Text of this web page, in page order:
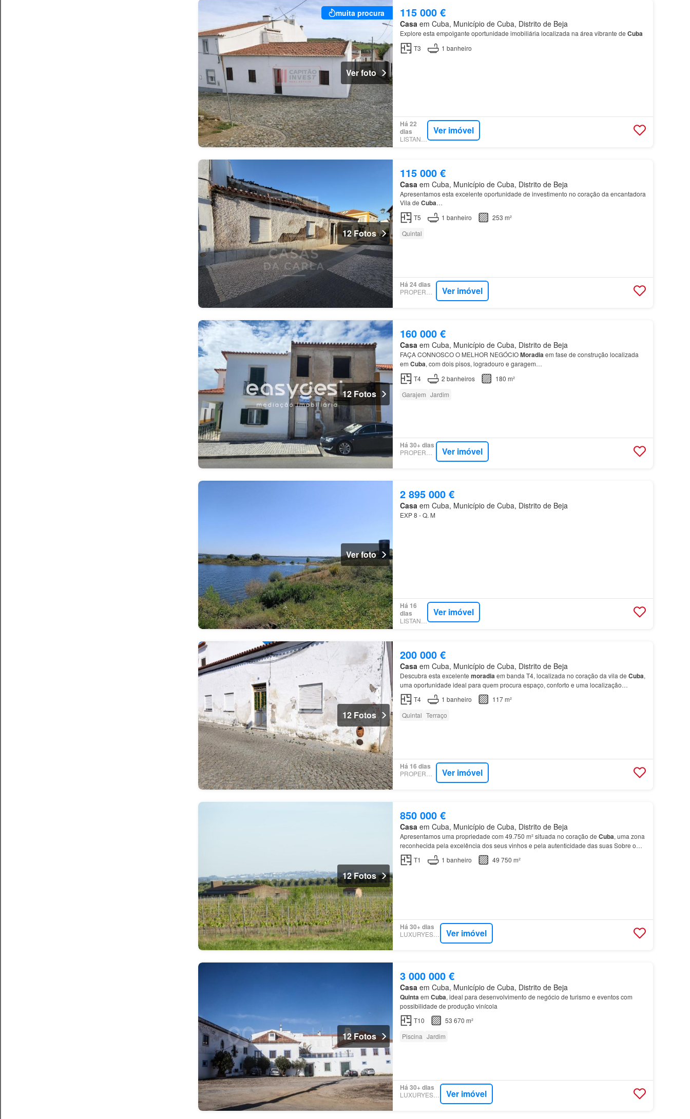
muita procura
Ver foto
115 000 €
Casa em Cuba, Município de Cuba, Distrito de Beja
Explore esta empolgante oportunidade imobiliária localizada na área vibrante de Cuba
T3 1 banheiro
Há 22
dias
LISTANZA
Ver imóvel
12 Fotos
115 000 €
Casa em Cuba, Município de Cuba, Distrito de Beja
Apresentamos esta excelente oportunidade de investimento no coração da encantadora
Vila de Cuba…
T5
1 banheiro
253 m²
Quintal
Há 24 dias
PROPERSTAR Ver imóvel
12 Fotos
160 000 €
Casa em Cuba, Município de Cuba, Distrito de Beja
FAÇA CONNOSCO O MELHOR NEGÓCIOMoradiaem fase de construção localizada
em Cuba, com dois pisos, logradouro e garagem…
T4
2 banheiros
180 m²
Garajem Jardim
Há 30+ dias
Ver imóvel
Ver foto
2 895 000 €
Casa em Cuba, Município de Cuba, Distrito de Beja
EXP 8 - Q. M
Há 16
dias
Ver imóvel
12 Fotos
200 000 €
Casa em Cuba, Município de Cuba, Distrito de Beja
Descubra esta excelente moradiaem banda T4, localizada no coração da vila de Cuba,
uma oportunidade ideal para quem procura espaço, conforto e uma localização
Principais características:
Moradia
T4 1 banheiro
117 m²
Quintal Terraço
Há 16 dias
Ver imóvel
12 Fotos
850 000 €
Casa em Cuba, Município de Cuba, Distrito de Beja
Apresentamos uma propriedade com 49.750 m² situada no coração de Cuba, uma zona
reconhecida pela excelência dos seus vinhos e pela autenticidade das suas Sobre o
Vinho de
Cuba é um dos berços da tradição vinícola alentej…
T1 1 banheiro 49 750 m²
Há 30+ dias
LUXURYESTATE Ver imóvel
12 Fotos
3 000 000 €
Casa em Cuba, Município de Cuba, Distrito de Beja
Quintaem Cuba, ideal para desenvolvimento de negócio de turismo e eventos com
possibilidade de produção vinícola
T10
53 670 m²
Piscina Jardim
Há 30+ dias
LUXURYESTATE Ver imóvel